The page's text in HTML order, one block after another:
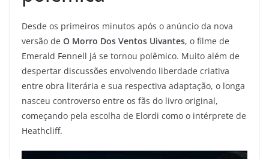
Desde os primeiros minutos após o anúncio da nova
versão de O Morro Dos Ventos Uivantes, o filme de
Emerald Fennell já se tornou polêmico. Muito além de
despertar discussões envolvendo liberdade criativa
entre obra literária e sua respectiva adaptação, o longa
nasceu controverso entre os fãs do livro original,
começando pela escolha de Elordi como o intérprete de
Heathcliff.